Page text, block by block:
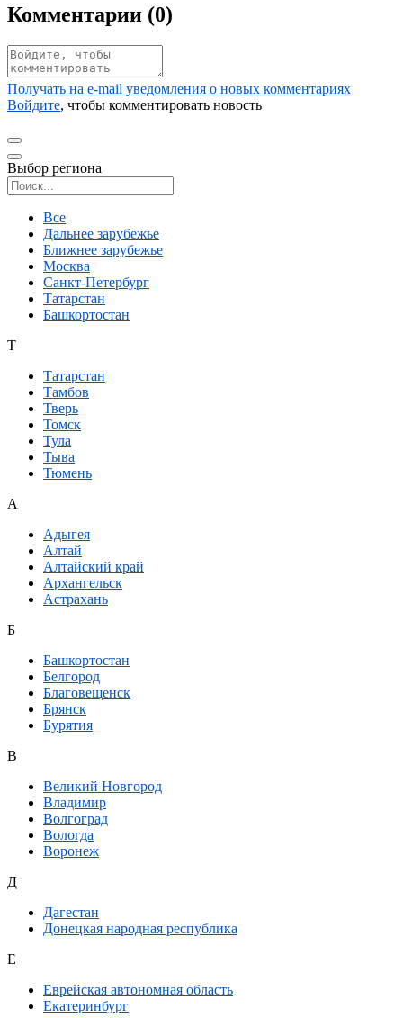
Комментарии (0)
Получать на e‑mail уведомления о новых комментариях
Войдите, чтобы комментировать новость
Выбор региона
Все
Дальнее зарубежье
Ближнее зарубежье
Москва
Санкт-Петербург
Татарстан
Башкортостан
Т
Татарстан
Тамбов
Тверь
Томск
Тула
Тыва
Тюмень
А
Адыгея
Алтай
Алтайский край
Архангельск
Астрахань
Б
Башкортостан
Белгород
Благовещенск
Брянск
Бурятия
В
Великий Новгород
Владимир
Волгоград
Вологда
Воронеж
Д
Дагестан
Донецкая народная республика
Е
Еврейская автономная область
Екатеринбург